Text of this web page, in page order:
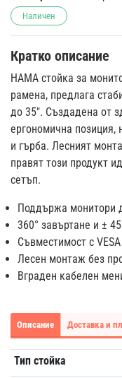
Наличен
Кратко описание
HAMA стойка за
рамена, предлага
до 35". Създадена от
ергономична позиция,
и гърба. Лесният
правят този продукт
сетъп.
Поддържа монитори
360° завъртане и ±
Съвместимост с
Лесен монтаж без
Вграден кабелен
Описание Доставка и
Тип стойка